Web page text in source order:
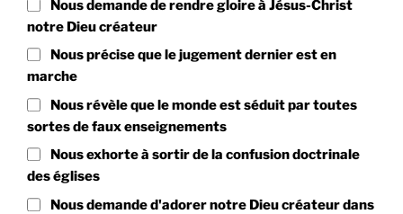
Nous demande de rendre gloire à Jésus-Christ
notre Dieu créateur
Nous précise que le jugement dernier est en
marche
Nous révèle que le monde est séduit par toutes
sortes de faux enseignements
Nous exhorte à sortir de la confusion doctrinale
des églises
Nous demande d'adorer notre Dieu créateur dans